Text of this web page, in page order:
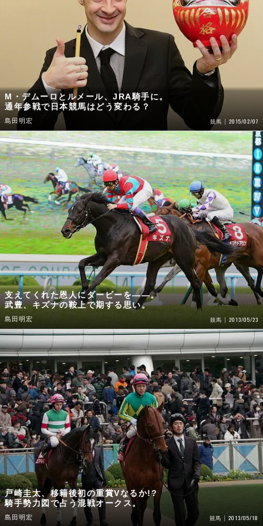
M・デムーロとルメール、JRA騎手に。
通年参戦で日本競馬はどう変わる？
島田明宏 競馬 2015/02/07
支えてくれた恩人にダービーを――。
武豊、キズナの鞍上で期する思い。
島田明宏 競馬 2013/05/23
戸崎圭太、移籍後初の重賞Vなるか!?
騎手勢力図で占う混戦オークス。
島田明宏 競馬 2013/05/18